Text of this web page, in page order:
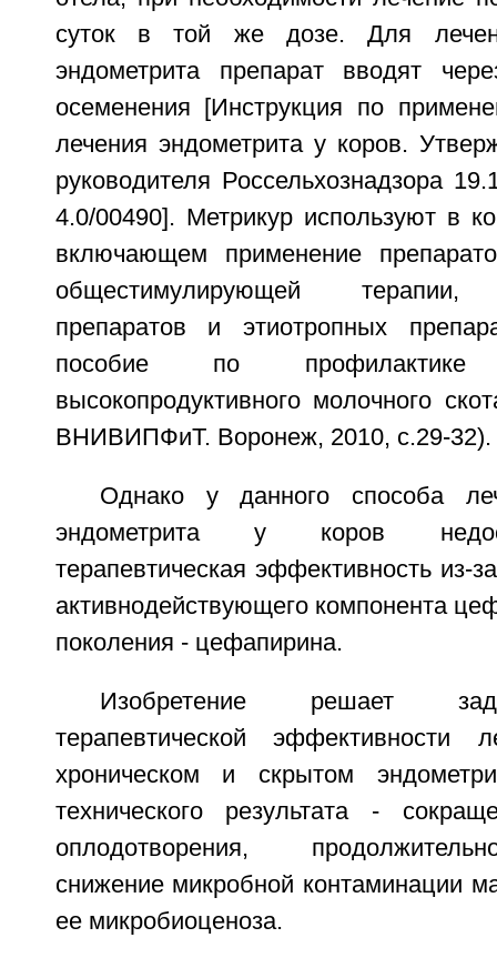
суток в той же дозе. Для
эндометрита препарат вводят
осеменения [Инструкция по
лечения эндометрита у коров.
руководителя Россельхознадзора
4.0/00490]. Метрикур используют в
включающем применение
общестимулирующей терапии,
препаратов и этиотропных
пособие по
высокопродуктивного молочного
ВНИВИПФиТ. Воронеж, 2010, с.29-32).
Однако у данного способа
эндометрита у коров
терапевтическая эффективность из-
активнодействующего компонента
поколения - цефапирина.
Изобретение решает
терапевтической эффективности
хроническом и скрытом
технического результата -
оплодотворения,
снижение микробной контаминации
ее микробиоценоза.